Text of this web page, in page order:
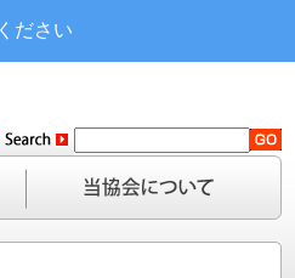
ださい